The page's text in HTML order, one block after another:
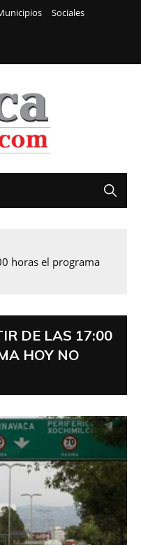
Sociales
horas el programa
DE LAS 17:00
HOY NO